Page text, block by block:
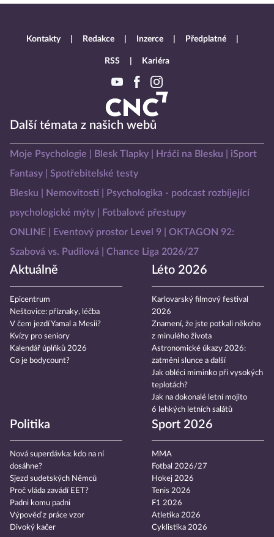
Další témata z našich webů
Moje Psychologie Blesk Tlapky Hráči na Blesku
iSport
Fantasy
Spotřebitelské testy
Blesku
Nemovitosti
Psychologika - podcast rozbíjející
psychologické mýty
Fotbalové přestupy
ONLINE
Eventový prostor Level 9
OKTAGON 92:
Szabová vs. Pudilová
Chance Liga 2026/27
Aktuálně
Epicentrum
Neštovice: příznaky, léčba
V čem jezdí Yamal a Mesii?
Kvízy pro seniory
Kalendář úplňků 2026
Co je bodycount?
Léto 2026
Karlovarský filmový festival
2026
Znamení, že jste potkali někoho
z minulého života
Astronomické úkazy 2026:
zatmění slunce a další
Jak obléci miminko při vysokých
teplotách?
Jak na dokonalé letní mojito
6 lehkých letních salátů
Politika
Nová superdávka: kdo na ní
dosáhne?
Sjezd sudetských Němců
Proč vláda zavádí EET?
Padni komu padni
Výpověď z práce vzor
Divoký kačer
Sport 2026
MMA
Fotbal 2026/27
Hokej 2026
Tenis 2026
F1 2026
Atletika 2026
Cyklistika 2026
Kontakty Redakce Inzerce Předplatné
RSS Kariéra